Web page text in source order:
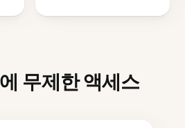
무제한 액세스